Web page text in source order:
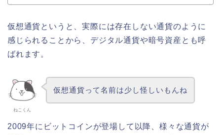
仮想通貨というと、実際には存在しない通貨のように
感じられることから、デジタル通貨や暗号資産とも呼
ばれます。
ねこくん
仮想通貨って名前は少し怪しいもんね
2009年にビットコインが登場して以降、様々な通貨が